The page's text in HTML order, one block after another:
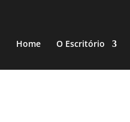
Home O Escritório